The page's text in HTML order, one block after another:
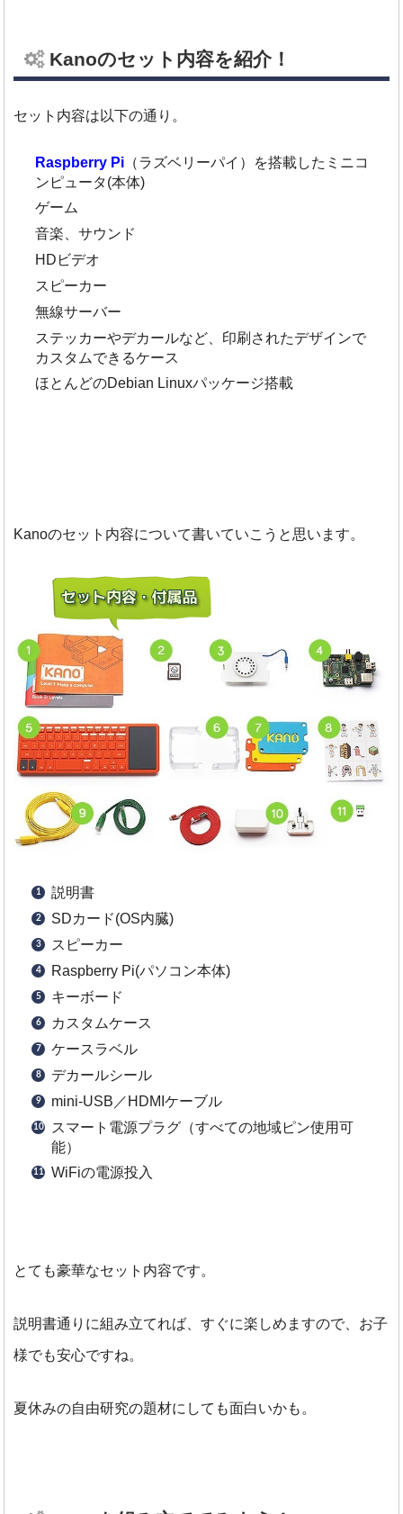
Kanoのセット内容を紹介！
セット内容は以下の通り。
Raspberry Pi （ラズベリーパイ）を搭載したミニコ
ンピュータ(本体)
ゲーム
音楽、サウンド
HDビデオ
スピーカー
無線サーバー
ステッカーやデカールなど、印刷されたデザインで
カスタムできるケース
ほとんどのDebian Linuxパッケージ搭載
Kanoのセット内容について書いていこうと思います。
説明書
SDカード(OS内臓)
スピーカー
Raspberry Pi(パソコン本体)
キーボード
カスタムケース
ケースラベル
デカールシール
mini-USB／HDMIケーブル
スマート電源プラグ（すべての地域ピン使用可
能）
WiFiの電源投入
とても豪華なセット内容です。
説明書通りに組み立てれば、すぐに楽しめますので、お子
様でも安心ですね。
夏休みの自由研究の題材にしても面白いかも。